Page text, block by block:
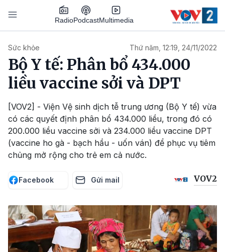
Nhảy đến nội dung
RadioPodcastMultimedia
Sức khỏe Thứ năm, 12:19, 24/11/2022
Bộ Y tế: Phân bổ 434.000
liều vaccine sởi và DPT
[VOV2] - Viện Vệ sinh dịch tễ trung ương (Bộ Y tế) vừa
có các quyết định phân bổ 434.000 liều, trong đó có
200.000 liều vaccine sởi và 234.000 liều vaccine DPT
(vaccine ho gà - bạch hầu - uốn ván) để phục vụ tiêm
chủng mở rộng cho trẻ em cả nước.
Facebook Gửi mail VOV2